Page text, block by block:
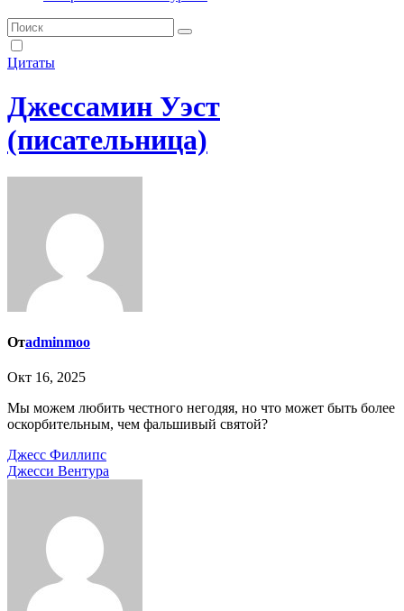
Цитаты
Джессамин Уэст
(писательница)
Отadminmoo
Окт 16, 2025
Мы можем любить честного негодяя, но что может быть более
оскорбительным, чем фальшивый святой?
Навигация
по
Джесс Филлипс
Джесси Вентура